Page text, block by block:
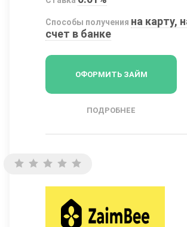
Способы получения на карту,
счет в банке
ОФОРМИТЬ ЗАЙМ
ПОДРОБНЕЕ